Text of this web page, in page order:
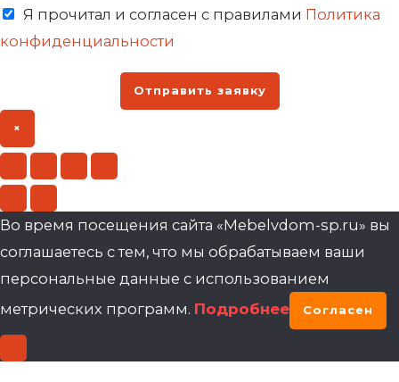
Я прочитал и согласен с правилами Политика
конфиденциальности
Отправить заявку
×
Во время посещения сайта «Mebelvdom-sp.ru» вы
соглашаетесь с тем, что мы обрабатываем ваши
персональные данные с использованием
метрических программ. Подробнее Согласен